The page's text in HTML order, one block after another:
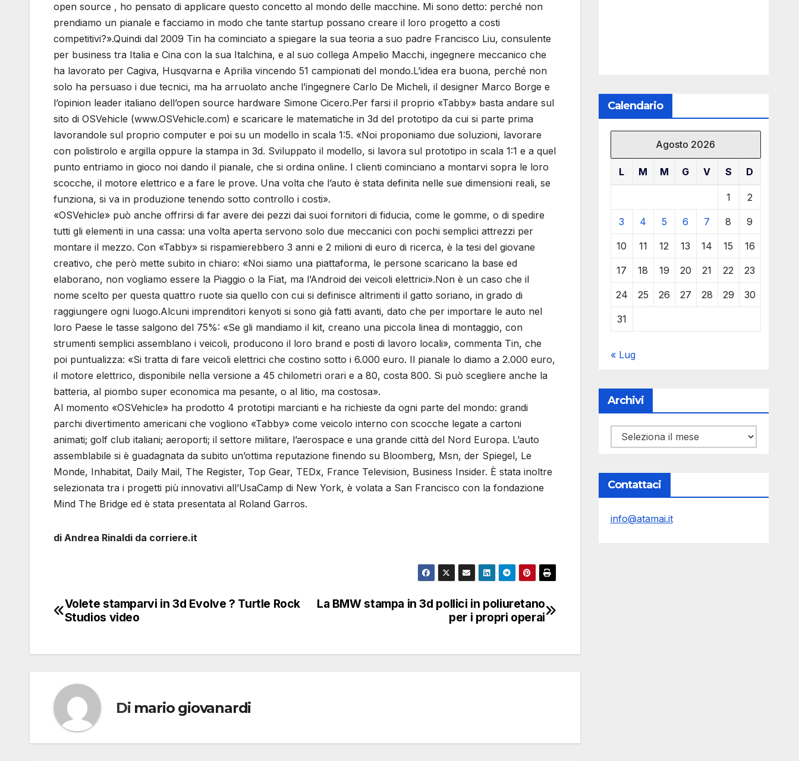
open source , ho pensato di applicare questo concetto al mondo delle macchine. Mi sono detto: perché non
prendiamo un pianale e facciamo in modo che tante startup possano creare il loro progetto a costi
competitivi?».Quindi dal 2009 Tin ha cominciato a spiegare la sua teoria a suo padre Francisco Liu, consulente
per business tra Italia e Cina con la sua Italchina, e al suo collega Ampelio Macchi, ingegnere meccanico che
ha lavorato per Cagiva, Husqvarna e Aprilia vincendo 51 campionati del mondo.L’idea era buona, perché non
solo ha persuaso i due tecnici, ma ha arruolato anche l’ingegnere Carlo De Micheli, il designer Marco Borge e
l’opinion leader italiano dell’open source hardware Simone Cicero.Per farsi il proprio «Tabby» basta andare sul
sito di OSVehicle (www.OSVehicle.com) e scaricare le matematiche in 3d del prototipo da cui si parte prima
lavorandole sul proprio computer e poi su un modello in scala 1:5. «Noi proponiamo due soluzioni, lavorare
con polistirolo e argilla oppure la stampa in 3d. Sviluppato il modello, si lavora sul prototipo in scala 1:1 e a quel
punto entriamo in gioco noi dando il pianale, che si ordina online. I clienti cominciano a montarvi sopra le loro
scocche, il motore elettrico e a fare le prove. Una volta che l’auto è stata definita nelle sue dimensioni reali, se
funziona, si va in produzione tenendo sotto controllo i costi».
«OSVehicle» può anche offrirsi di far avere dei pezzi dai suoi fornitori di fiducia, come le gomme, o di spedire
tutti gli elementi in una cassa: una volta aperta servono solo due meccanici con pochi semplici attrezzi per
montare il mezzo. Con «Tabby» si rispamierebbero 3 anni e 2 milioni di euro di ricerca, è la tesi del giovane
creativo, che però mette subito in chiaro: «Noi siamo una piattaforma, le persone scaricano la base ed
elaborano, non vogliamo essere la Piaggio o la Fiat, ma l’Android dei veicoli elettrici».Non è un caso che il
nome scelto per questa quattro ruote sia quello con cui si definisce altrimenti il gatto soriano, in grado di
raggiungere ogni luogo.Alcuni imprenditori kenyoti si sono già fatti avanti, dato che per importare le auto nel
loro Paese le tasse salgono del 75%: «Se gli mandiamo il kit, creano una piccola linea di montaggio, con
strumenti semplici assemblano i veicoli, producono il loro brand e posti di lavoro locali», commenta Tin, che
poi puntualizza: «Si tratta di fare veicoli elettrici che costino sotto i 6.000 euro. Il pianale lo diamo a 2.000 euro,
il motore elettrico, disponibile nella versione a 45 chilometri orari e a 80, costa 800. Si può scegliere anche la
batteria, al piombo super economica ma pesante, o al litio, ma costosa».
Al momento «OSVehicle» ha prodotto 4 prototipi marcianti e ha richieste da ogni parte del mondo: grandi
parchi divertimento americani che vogliono «Tabby» come veicolo interno con scocche legate a cartoni
animati; golf club italiani; aeroporti; il settore militare, l’aerospace e una grande città del Nord Europa. L’auto
assemblabile si è guadagnata da subito un’ottima reputazione finendo su Bloomberg, Msn, der Spiegel, Le
Monde, Inhabitat, Daily Mail, The Register, Top Gear, TEDx, France Television, Business Insider. È stata inoltre
selezionata tra i progetti più innovativi all’UsaCamp di New York, è volata a San Francisco con la fondazione
Mind The Bridge ed è stata presentata al Roland Garros.
di Andrea Rinaldi da corriere.it
Navigazione
La BMW stampa in 3d pollici in poliuretano
per i propri operai
Volete stamparvi in 3d Evolve ? Turtle Rock
Studios video
Di mario giovanardi
Calendario
Agosto 2026
L M M G V S D
1 2
3 4 5 6 7 8 9
10 11 12 13 14 15 16
17 18 19 20 21 22 23
24 25 26 27 28 29 30
31
« Lug
Archivi
Archivi
Contattaci
info@atamai.it